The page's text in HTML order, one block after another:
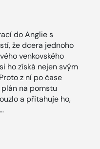
do Anglie s
že dcera jednoho
venkovského
ho získá nejen svým
z ní po čase
na pomstu
a přitahuje ho,